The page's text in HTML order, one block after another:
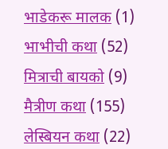
भाडेकरू मालक (1)
भाभीची कथा (52)
मित्राची बायको (9)
मैत्रीण कथा (155)
लेस्बियन कथा (22)